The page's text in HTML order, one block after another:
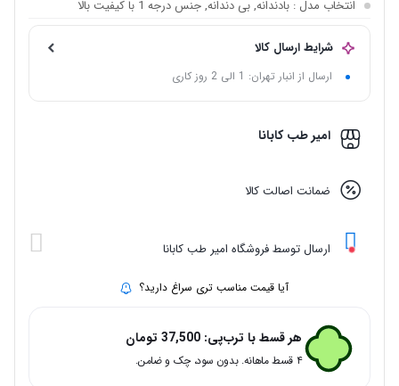
انتخاب مدل : بادندانه, بی دندانه, جنس درجه 1 با کیفیت بالا
شرایط ارسال کالا
ارسال از انبار تهران: 1 الی 2 روز کاری
امیر طب کابانا
ضمانت اصالت کالا
ارسال توسط فروشگاه امیر طب کابانا
آیا قیمت مناسب تری سراغ دارید؟
هر قسط با ترب‌پی: 37,500 تومان
۴ قسط ماهانه. بدون سود، چک و ضامن.